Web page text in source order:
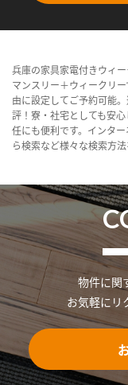
兵庫の家具家電付きウィ
マンスリー＋ウィークリ
由に設定してご予約可能
評！寮・社宅としても安
任にも便利です。インタ
ら検索など様々な検索方法
物件に関
お気軽にリ